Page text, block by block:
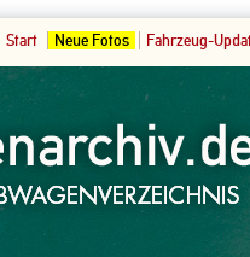
Start Neue Fotos Fahrzeug-